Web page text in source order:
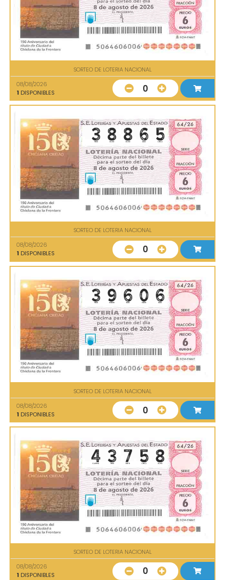
SORTEO DE LOTERIA NACIONAL
08/08/2026
1 DISPONIBLES 0
SORTEO DE LOTERIA NACIONAL
08/08/2026
1 DISPONIBLES 0
SORTEO DE LOTERIA NACIONAL
08/08/2026
1 DISPONIBLES 0
SORTEO DE LOTERIA NACIONAL
08/08/2026
1 DISPONIBLES 0